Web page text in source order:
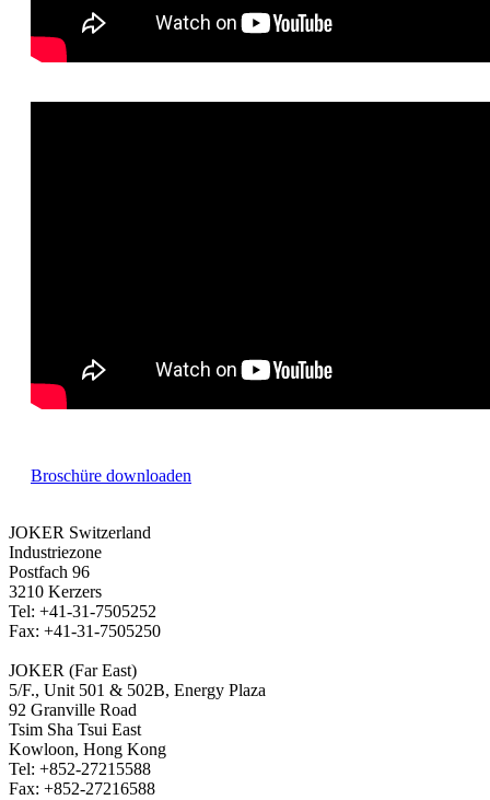
Broschüre downloaden
JOKER Switzerland
Industriezone
Postfach 96
3210 Kerzers
Tel: +41-31-7505252
Fax: +41-31-7505250
JOKER (Far East)
5/F., Unit 501 & 502B, Energy Plaza
92 Granville Road
Tsim Sha Tsui East
Kowloon, Hong Kong
Tel: +852-27215588
Fax: +852-27216588